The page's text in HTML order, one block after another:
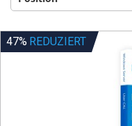
47% REDUZIERT